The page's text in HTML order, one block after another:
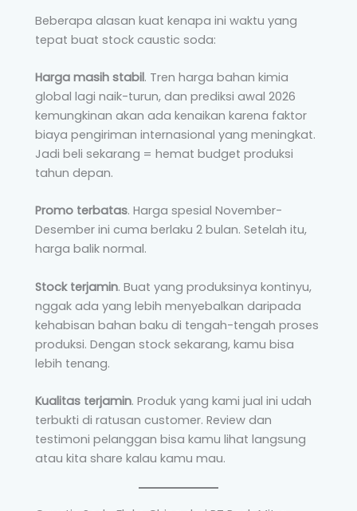
Beberapa alasan kuat kenapa ini waktu yang
tepat buat stock caustic soda:
Harga masih stabil. Tren harga bahan kimia
global lagi naik-turun, dan prediksi awal 2026
kemungkinan akan ada kenaikan karena faktor
biaya pengiriman internasional yang meningkat.
Jadi beli sekarang = hemat budget produksi
tahun depan.
Promo terbatas. Harga spesial November-
Desember ini cuma berlaku 2 bulan. Setelah itu,
harga balik normal.
Stock terjamin. Buat yang produksinya kontinyu,
nggak ada yang lebih menyebalkan daripada
kehabisan bahan baku di tengah-tengah proses
produksi. Dengan stock sekarang, kamu bisa
lebih tenang.
Kualitas terjamin. Produk yang kami jual ini udah
terbukti di ratusan customer. Review dan
testimoni pelanggan bisa kamu lihat langsung
atau kita share kalau kamu mau.